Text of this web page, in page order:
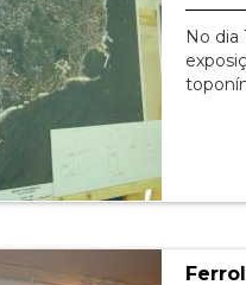
No dia
Ferrol